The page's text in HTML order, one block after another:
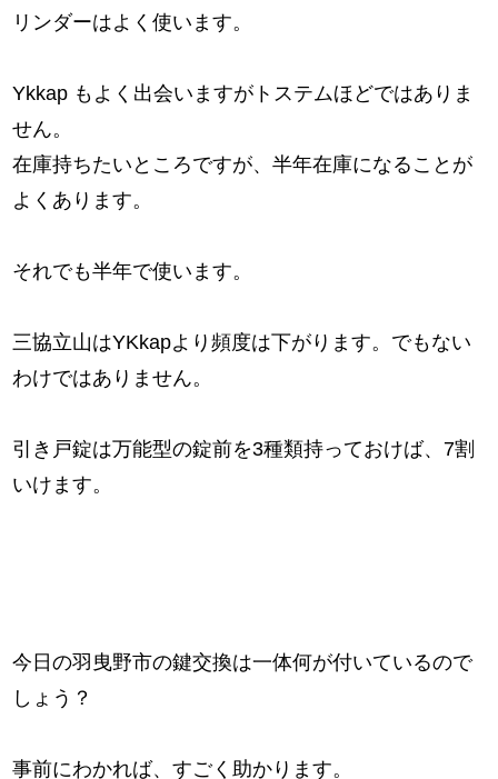
リンダーはよく使います。
Ykkap もよく出会いますがトステムほどではありま
せん。
在庫持ちたいところですが、半年在庫になることが
よくあります。
それでも半年で使います。
三協立山はYKkapより頻度は下がります。でもない
わけではありません。
引き戸錠は万能型の錠前を3種類持っておけば、7割
いけます。
今日の羽曳野市の鍵交換は一体何が付いているので
しょう？
事前にわかれば、すごく助かります。